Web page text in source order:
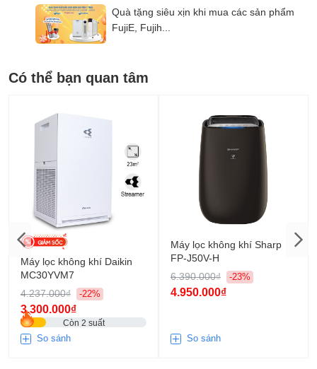
Quà tặng siêu xịn khi mua các sản phẩm
FujiE, Fujih...
Có thể bạn quan tâm
Máy lọc không khí Daikin
MC30YVM7
4.237.000₫
-22%
3.300.000₫
Còn 2 suất
So sánh
Máy lọc không khí Sharp
FP-J50V-H
6.390.000₫
-23%
4.950.000₫
So sánh